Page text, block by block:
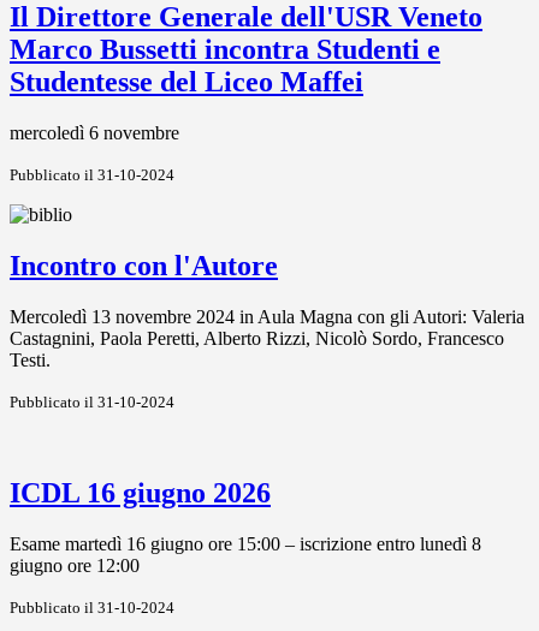
Il Direttore Generale dell'USR Veneto
Marco Bussetti incontra Studenti e
Studentesse del Liceo Maffei
mercoledì 6 novembre
Pubblicato il 31-10-2024
Incontro con l'Autore
Mercoledì 13 novembre 2024 in Aula Magna con gli Autori: Valeria
Castagnini, Paola Peretti, Alberto Rizzi, Nicolò Sordo, Francesco
Testi.
Pubblicato il 31-10-2024
ICDL 16 giugno 2026
Esame martedì 16 giugno ore 15:00 – iscrizione entro lunedì 8
giugno ore 12:00
Pubblicato il 31-10-2024